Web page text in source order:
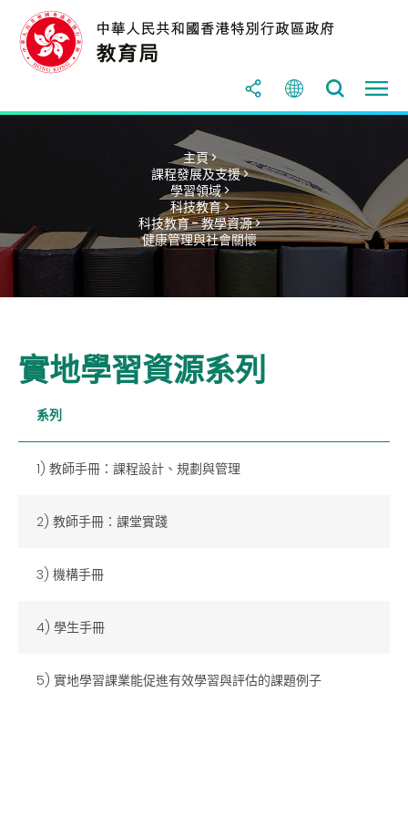
主頁 >
課程發展及支援 >
學習領域 >
科技教育 >
科技教育 - 教學資源 >
健康管理與社會關懷
實地學習資源系列
系列
1) 教師手冊：課程設計、規劃與管理
2) 教師手冊：課堂實踐
3) 機構手冊
4) 學生手冊
5) 實地學習課業能促進有效學習與評估的課題例子